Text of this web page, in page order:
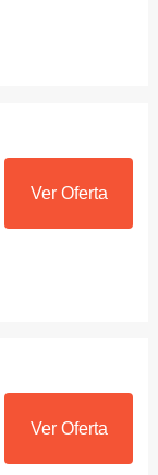
Ver Oferta
Ver Oferta